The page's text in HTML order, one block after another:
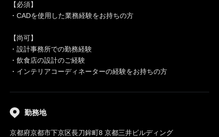
【必須】
・CADを使用した業務経験をお持ちの方
【尚可】
・設計事務所での勤務経験
・飲食店の設計のご経験
・インテリアコーディネーターの経験をお持ちの方
勤務地
京都府京都市下京区長刀鉾町8 京都三井ビルディング